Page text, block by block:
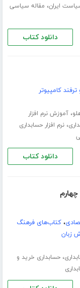
ایران، مقاله سیاسی
دانلود کتاب
کامپیوتر
،آموزش نرم افزار
،نرم افزار حسابداری
دانلود کتاب
،کتاب‌های فرهنگ
زبان
،حسابداری خرید و